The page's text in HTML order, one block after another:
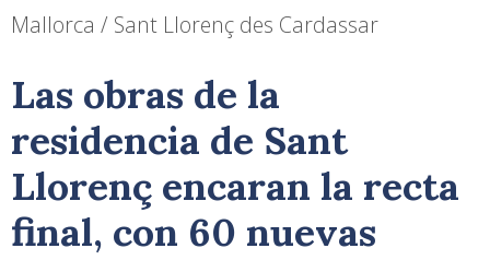
Mallorca / Sant Llorenç des Cardassar
Las obras de la
residencia de Sant
Llorenç encaran la recta
final, con 60 nuevas